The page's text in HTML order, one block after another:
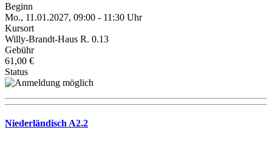
Beginn
Mo., 11.01.2027, 09:00 - 11:30 Uhr
Kursort
Willy-Brandt-Haus R. 0.13
Gebühr
61,00 €
Status
Niederländisch A2.2